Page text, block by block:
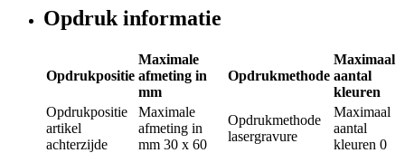
Opdruk informatie
Opdrukpositie
Maximale
afmeting in
mm
Opdrukmethode
Maximaal
aantal
kleuren
Opdrukpositie
artikel
achterzijde
Maximale
afmeting in
mm 30 x 60
Opdrukmethode
lasergravure
Maximaal
aantal
kleuren 0